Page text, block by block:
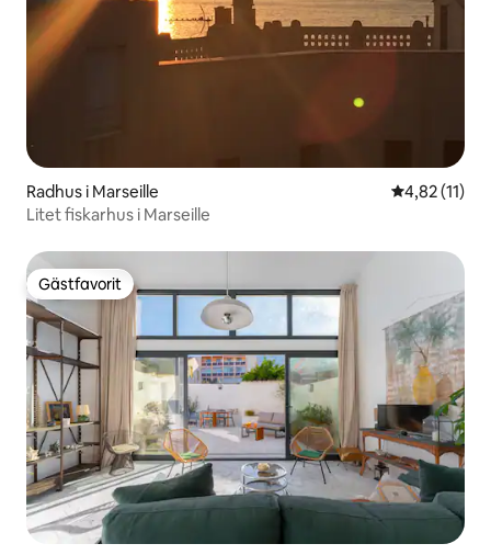
Radhus i Marseille 4,82 av 5 i
4,82 (11)
Litet fiskarhus i Marseille
Gästfavorit
Gästfavorit